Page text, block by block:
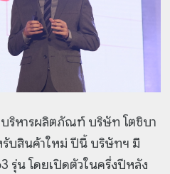
บริหารผลิตภัณฑ์ บริษัท โตชิบา
รับสินค้าใหม่ ปีนี้ บริษัทฯ มี
รุ่น โดยเปิดตัวในครึ่งปีหลัง